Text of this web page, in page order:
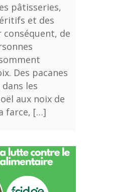
pâtisseries,
et des
de
Des pacanes
les
aux noix de
farce, […]